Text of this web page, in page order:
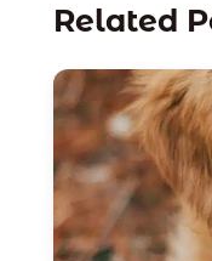
Related